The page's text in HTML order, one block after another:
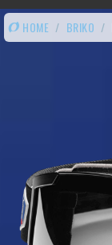
HOME / BRIKO /